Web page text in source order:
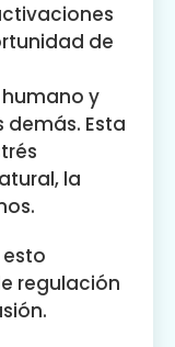
de
y
Esta
la
regulación